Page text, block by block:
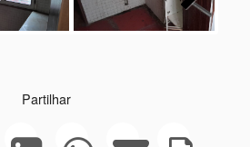
Next
Partilhar